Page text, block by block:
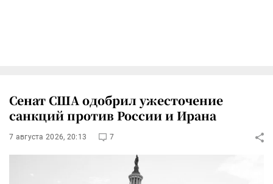
Сенат США одобрил ужесточение
санкций против России и Ирана
7 августа 2026, 20:13 7